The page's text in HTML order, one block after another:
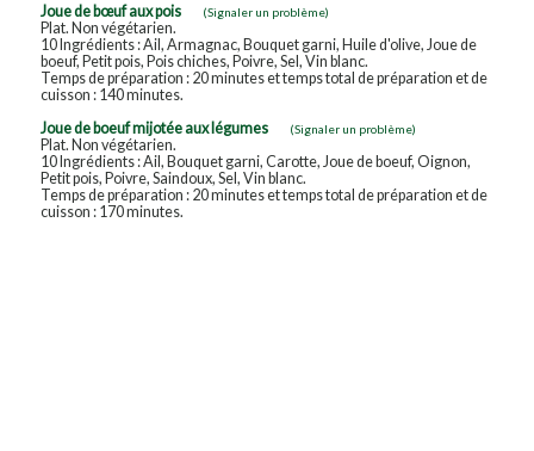
Joue de bœuf aux pois
(Signaler un problème)
Plat. Non végétarien.
10 Ingrédients : Ail, Armagnac, Bouquet garni, Huile d'olive, Joue de
boeuf, Petit pois, Pois chiches, Poivre, Sel, Vin blanc.
Temps de préparation : 20 minutes et temps total de préparation et de
cuisson : 140 minutes.
Joue de boeuf mijotée aux légumes
(Signaler un problème)
Plat. Non végétarien.
10 Ingrédients : Ail, Bouquet garni, Carotte, Joue de boeuf, Oignon,
Petit pois, Poivre, Saindoux, Sel, Vin blanc.
Temps de préparation : 20 minutes et temps total de préparation et de
cuisson : 170 minutes.